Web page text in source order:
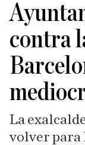
contra
La
volver para